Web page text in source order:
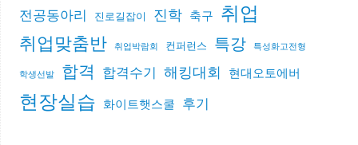
전공동아리 진로길잡이 진학 축구 취업
취업맞춤반 취업박람회 컨퍼런스 특강 특성화고전형
학생선발 합격 합격수기 해킹대회 현대오토에버
현장실습 화이트햇스쿨 후기